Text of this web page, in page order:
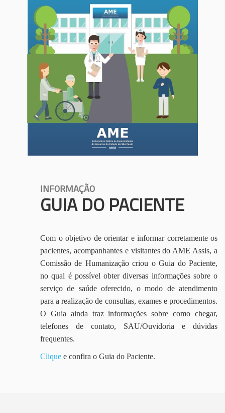
INFORMAÇÃO
GUIA DO PACIENTE
Com o objetivo de orientar e informar corretamente os
pacientes, acompanhantes e visitantes do AME Assis, a
Comissão de Humanização criou o Guia do Paciente,
no qual é possível obter diversas informações sobre o
serviço de saúde oferecido, o modo de atendimento
para a realização de consultas, exames e procedimentos.
O Guia ainda traz informações sobre como chegar,
telefones de contato, SAU/Ouvidoria e dúvidas
frequentes.
Clique e confira o Guia do Paciente.